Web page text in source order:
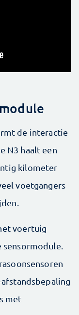
de interactie
N3 haalt een
kilometer
voetgangers
voertuig
met